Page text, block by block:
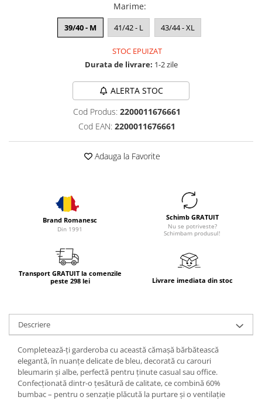
Marime:
39/40 - M 41/42 - L 43/44 - XL
STOC EPUIZAT
Durata de livrare: 1-2 zile
ALERTA STOC
Cod Produs: 2200011676661
Cod EAN: 2200011676661
Adauga la Favorite
Brand Romanesc
Din 1991
Schimb GRATUIT
Nu se potriveste?
Schimbam produsul!
Transport GRATUIT la comenzile
peste 298 lei
Livrare imediata din stoc
Descriere
Completează-ți garderoba cu această cămașă bărbătească
elegantă, în nuanțe delicate de bleu, decorată cu carouri
bleumarin și albe, perfectă pentru ținute casual sau office.
Confecționată dintr-o țesătură de calitate, ce combină 60%
bumbac – pentru o senzație plăcută la purtare și o ventilație